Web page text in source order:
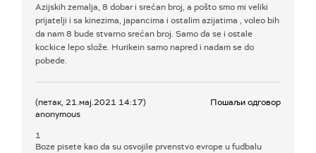
Azijskih zemalja, 8 dobar i srećan broj, a pošto smo mi veliki
prijatelji i sa kinezima, japancima i ostalim azijatima , voleo bih
da nam 8 bude stvarno srećan broj. Samo da se i ostale
kockice lepo slože. Hurikein samo napred i nadam se do
pobede.
(петак, 21.мај.2021 14:17)
anonymous
Пошаљи одговор
1
Boze pisete kao da su osvojile prvenstvo evrope u fudbalu